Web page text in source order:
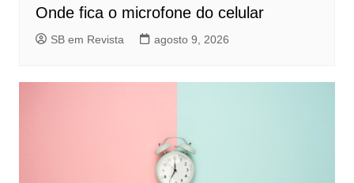
Onde fica o microfone do celular
SB em Revista agosto 9, 2026